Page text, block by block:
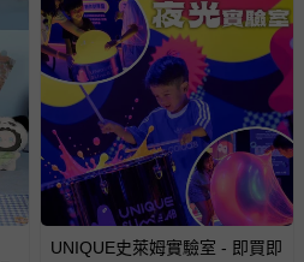
明文件及贈品等。
品7天（含例假日內提出），如為
，將由媽咪愛負責處理，若非瑕疵
』>『已出貨』中查詢該筆訂單，
進行申請。若有相關退貨問題，請
@mamilove我們將依序為您處理
UNIQUE史萊姆實驗室 - 即買即